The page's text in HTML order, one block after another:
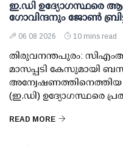
ഇ.ഡി ഉദ്യോഗസ്ഥരെ
ഗോവിന്ദനും ജോണ്‍
06 08 2026 10 mins read
തിരുവനന്തപുരം:
മാസപ്പടി കേസുമായി
അന്വേഷണത്തിനെത്തിയ
(ഇ.ഡി) ഉദ്യോഗസ്ഥരെ
READ MORE